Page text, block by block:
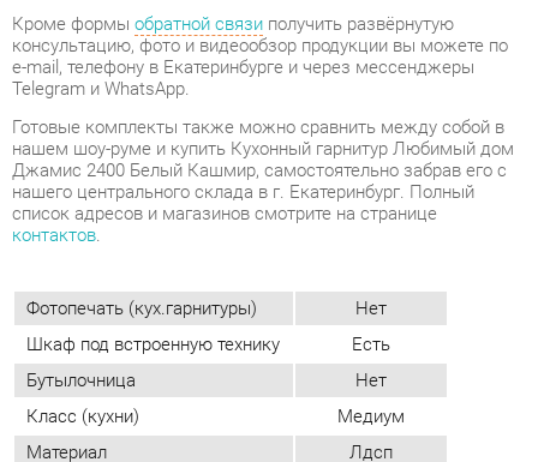
Джамис 2400 Белый Кашмир, самостоятельно забрав его с
нашего центрального склада в г. Екатеринбург. Полный
список адресов и магазинов смотрите на странице
контактов.
Фотопечать (кух.гарнитуры)
Нет
Шкаф под встроенную технику
Есть
Бутылочница
Материал
Лдсп
Цвет
Белый/кашмир
Стиль интерьера
Современный
Угловой модуль
Нет